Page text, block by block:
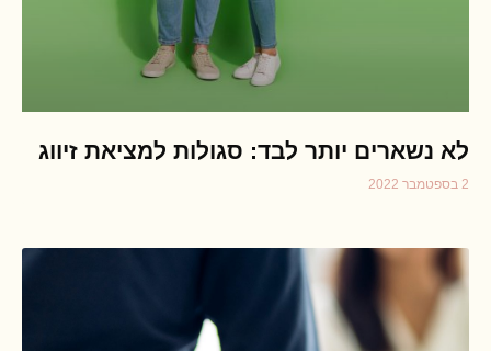
לא נשארים יותר לבד: סגולות למציאת זיווג
2 בספטמבר 2022